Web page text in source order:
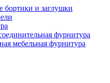
бортики и заглушки
фурнитура
мебельная фурнитура